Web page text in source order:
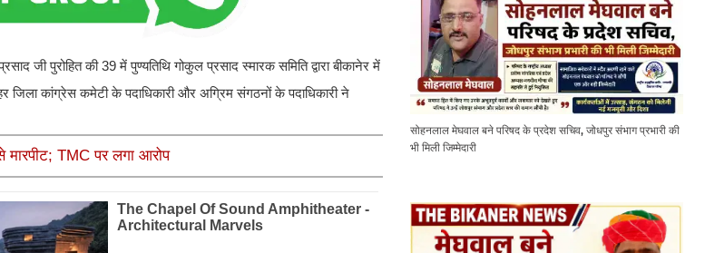
जी पुरोहित की 39 में पुण्यतिथि गोकुल प्रसाद स्मारक समिति द्वारा बीकानेर में
जिला कांग्रेस कमेटी के पदाधिकारी और अग्रिम संगठनों के पदाधिकारी ने
मारपीट; TMC पर लगा आरोप
सोहनलाल मेघवाल बने परिषद के प्रदेश सचिव, जोधपुर संभाग प्रभारी की
भी मिली जिम्मेदारी